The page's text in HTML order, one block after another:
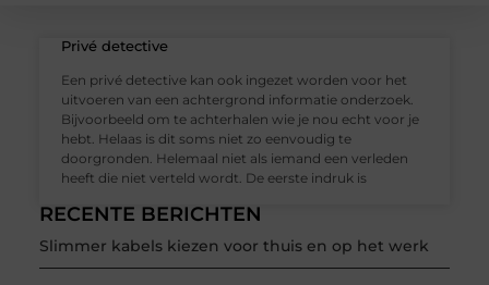
RECENTE BERICHTEN
Slimmer kabels kiezen voor thuis en op het werk
Privé detective
Een privé detective kan ook ingezet worden voor het
uitvoeren van een achtergrond informatie onderzoek.
Bijvoorbeeld om te achterhalen wie je nou echt voor je
hebt. Helaas is dit soms niet zo eenvoudig te
doorgronden. Helemaal niet als iemand een verleden
heeft die niet verteld wordt. De eerste indruk is